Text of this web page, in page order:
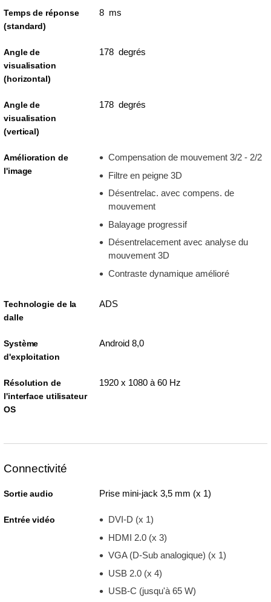
Temps de réponse
(standard)
8 ms
Angle de
visualisation
(horizontal)
178 degrés
Angle de
visualisation
(vertical)
178 degrés
Amélioration de
l'image
Compensation de mouvement 3/2 - 2/2
Filtre en peigne 3D
Désentrelac. avec compens. de
mouvement
Balayage progressif
Désentrelacement avec analyse du
mouvement 3D
Contraste dynamique amélioré
Technologie de la
dalle
ADS
Système
d'exploitation
Android 8,0
Résolution de
l'interface utilisateur
OS
1920 x 1080 à 60 Hz
Connectivité
Sortie audio Prise mini-jack 3,5 mm (x 1)
Entrée vidéo
DVI-D (x 1)
HDMI 2.0 (x 3)
VGA (D-Sub analogique) (x 1)
USB 2.0 (x 4)
USB-C (jusqu'à 65 W)